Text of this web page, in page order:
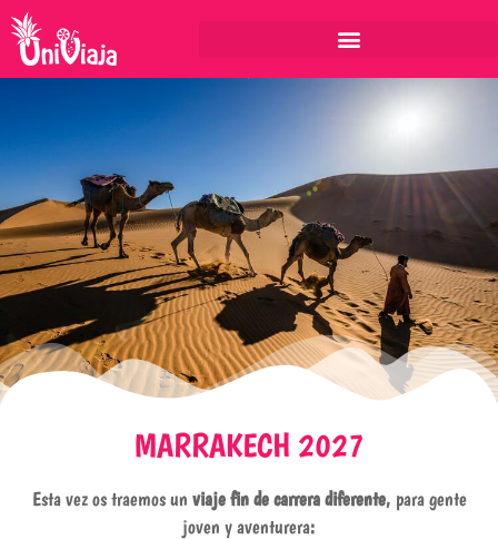
Viaje fin de carrera Marruecos 2027
MARRAKECH 2027
Esta vez os traemos un viaje fin de carrera diferente, para gente
joven y aventurera: